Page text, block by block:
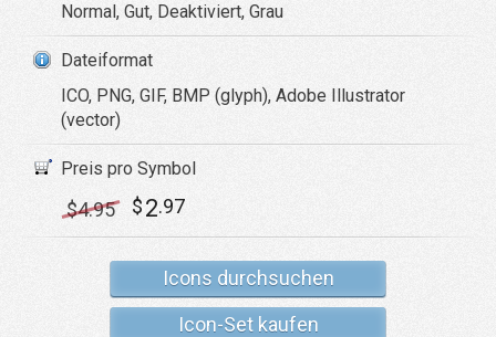
Normal, Gut, Deaktiviert, Grau
Dateiformat
ICO, PNG, GIF, BMP (glyph), Adobe Illustrator
(vector)
Preis pro Symbol
$4.95 $2.97
Icons durchsuchen
Icon-Set kaufen